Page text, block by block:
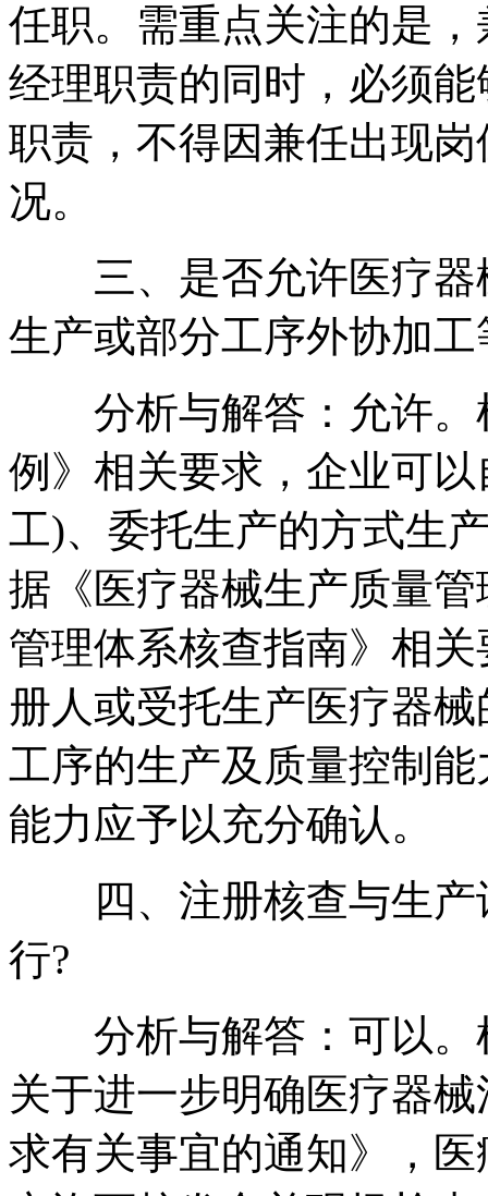
任职。需重点关注的是
经理职责的同时，必须
职责，不得因兼任出现
况。
三、是否允许医疗器
生产或部分工序外协加
分析与解答：允许。
例》相关要求，企业可
工)、委托生产的方式生
据《医疗器械生产质量
管理体系核查指南》相
册人或受托生产医疗器
工序的生产及质量控制
能力应予以充分确认。
四、注册核查与生产
行?
分析与解答：可以。
关于进一步明确医疗器
求有关事宜的通知》，